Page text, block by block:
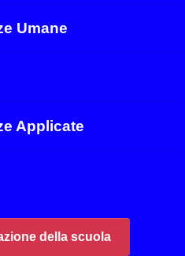
Umane
Applicate
della scuola